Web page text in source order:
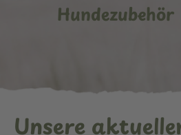
Hundezubehör
Unsere